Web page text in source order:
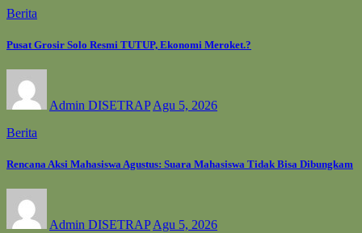
Berita
Pusat Grosir Solo Resmi TUTUP, Ekonomi Meroket.?
Admin DISETRAP Agu 5, 2026
Berita
Rencana Aksi Mahasiswa Agustus: Suara Mahasiswa Tidak Bisa Dibungkam
Admin DISETRAP Agu 5, 2026